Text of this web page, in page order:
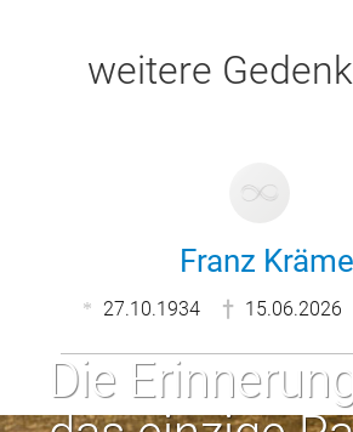
weitere
Franz
27.10.1934 15.06.2026
Die